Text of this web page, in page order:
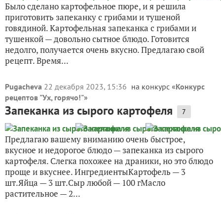
Было сделано картофельное пюре, и я решила
приготовить запеканку с грибами и тушеной
говядиной. Картофельная запеканка с грибами и
тушенкой — довольно сытное блюдо. Готовится
недолго, получается очень вкусно. Предлагаю свой
рецепт. Время...
Pugacheva 22 декабря 2023, 15:36 на конкурс «Конкурс
рецептов "Ух, горячо!"»
Запеканка из сырого картофеля 7
Предлагаю вашему вниманию очень быстрое,
вкусное и недорогое блюдо — запеканка из сырого
картофеля. Слегка похожее на драники, но это блюдо
проще и вкуснее. ИнгредиентыКартофель — 3
шт.Яйца — 3 шт.Сыр любой — 100 гМасло
растительное — 2...